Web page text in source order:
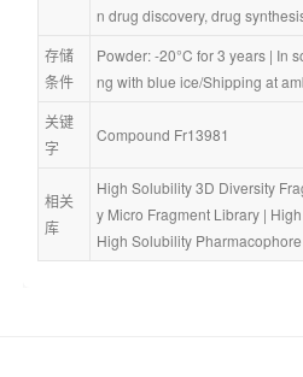
n drug discovery, drug
存储
条件
Powder: -20°C for 3 years | In
ng with blue ice/Shipping at
关键
字
Compound Fr13981
相关
库
High Solubility 3D Diversity
y Micro Fragment Library |
High Solubility